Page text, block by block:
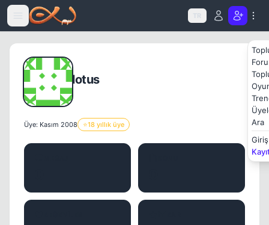
Icerige atla
TR
Ara
Giriş
lotus
Üye: Kasım 2008 ⭐18 yıllık üye